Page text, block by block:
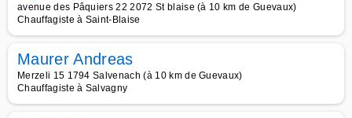
avenue des Pâquiers 22 2072 St blaise (à 10 km de Guevaux)
Chauffagiste à Saint-Blaise
Maurer Andreas
Merzeli 15 1794 Salvenach (à 10 km de Guevaux)
Chauffagiste à Salvagny